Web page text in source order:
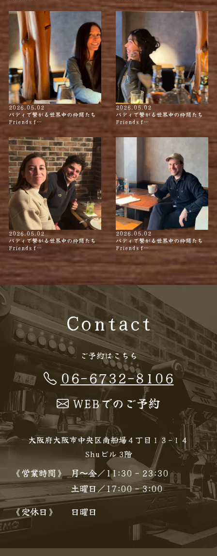
2026.05.02
バディで繋がる世界中の仲間たち
Friends f…
2026.05.02
バディで繋がる世界中の仲間たち
Friends f…
2026.05.02
バディで繋がる世界中の仲間たち
Friends f…
2026.05.02
バディで繋がる世界中の仲間たち
Friends f…
Contact
ご予約はこちら
06-6732-8106
WEBでのご予約
大阪府大阪市中央区南船場４丁目１３−１４
Shuビル 3階
《営業時間》
月〜金／11:30 - 23:30
土曜日／17:00 - 3:00
《定休日》
日曜日